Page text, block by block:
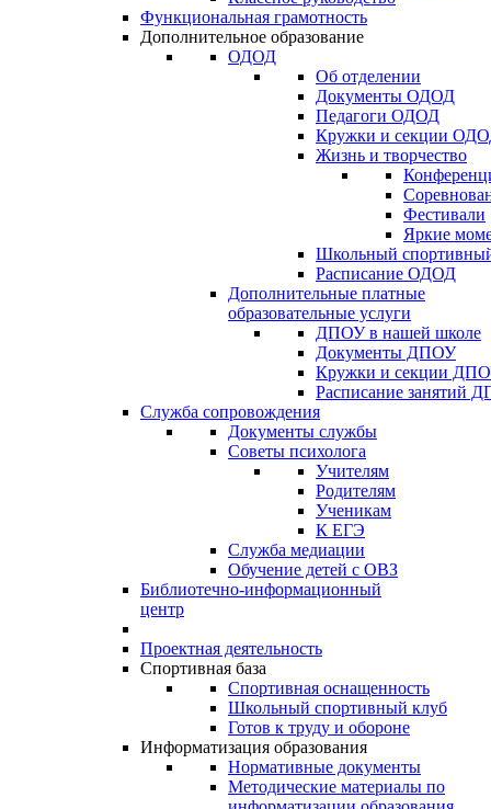
Функциональная грамотность
Дополнительное образование
ОДОД
Об отделении
Документы ОДОД
Педагоги ОДОД
Кружки и секции
Жизнь и творчество
Фестивали
Яркие
Школьный
Расписание ОДОД
Дополнительные платные
образовательные услуги
ДПОУ в нашей школе
Документы ДПОУ
Кружки и секции
Расписание занятий
Служба сопровождения
Документы службы
Советы психолога
Учителям
Родителям
Ученикам
К ЕГЭ
Служба медиации
Обучение детей с ОВЗ
Библиотечно-информационный
центр
Проектная деятельность
Спортивная база
Спортивная оснащенность
Школьный спортивный клуб
Готов к труду и обороне
Информатизация образования
Нормативные документы
Методические материалы по